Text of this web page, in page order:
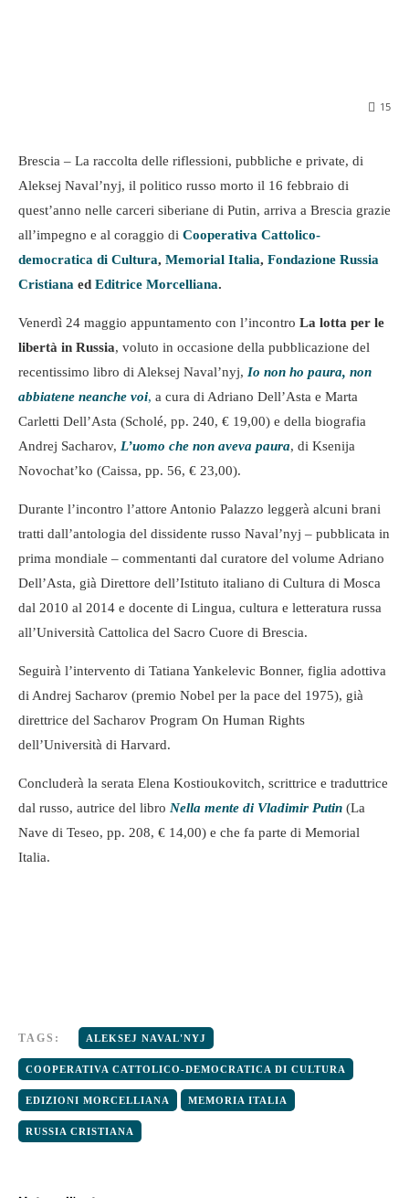
15
Brescia – La raccolta delle riflessioni, pubbliche e private, di
Aleksej Naval’nyj, il politico russo morto il 16 febbraio di
quest’anno nelle carceri siberiane di Putin, arriva a Brescia grazie
all’impegno e al coraggio di Cooperativa Cattolico-
democratica di Cultura, Memorial Italia, Fondazione Russia
Cristiana ed Editrice Morcelliana.
Venerdì 24 maggio appuntamento con l’incontro La lotta per le
libertà in Russia, voluto in occasione della pubblicazione del
recentissimo libro di Aleksej Naval’nyj, Io non ho paura, non
abbiatene neanche voi, a cura di Adriano Dell’Asta e Marta
Carletti Dell’Asta (Scholé, pp. 240, € 19,00) e della biografia
Andrej Sacharov, L’uomo che non aveva paura, di Ksenija
Novochat’ko (Caissa, pp. 56, € 23,00).
Durante l’incontro l’attore Antonio Palazzo leggerà alcuni brani
tratti dall’antologia del dissidente russo Naval’nyj – pubblicata in
prima mondiale – commentanti dal curatore del volume Adriano
Dell’Asta, già Direttore dell’Istituto italiano di Cultura di Mosca
dal 2010 al 2014 e docente di Lingua, cultura e letteratura russa
all’Università Cattolica del Sacro Cuore di Brescia.
Seguirà l’intervento di Tatiana Yankelevic Bonner, figlia adottiva
di Andrej Sacharov (premio Nobel per la pace del 1975), già
direttrice del Sacharov Program On Human Rights
dell’Università di Harvard.
Concluderà la serata Elena Kostioukovitch, scrittrice e traduttrice
dal russo, autrice del libro Nella mente di Vladimir Putin (La
Nave di Teseo, pp. 208, € 14,00) e che fa parte di Memorial
Italia.
TAGS: ALEKSEJ NAVAL'NYJ
COOPERATIVA CATTOLICO-DEMOCRATICA DI CULTURA
EDIZIONI MORCELLIANA MEMORIA ITALIA
RUSSIA CRISTIANA